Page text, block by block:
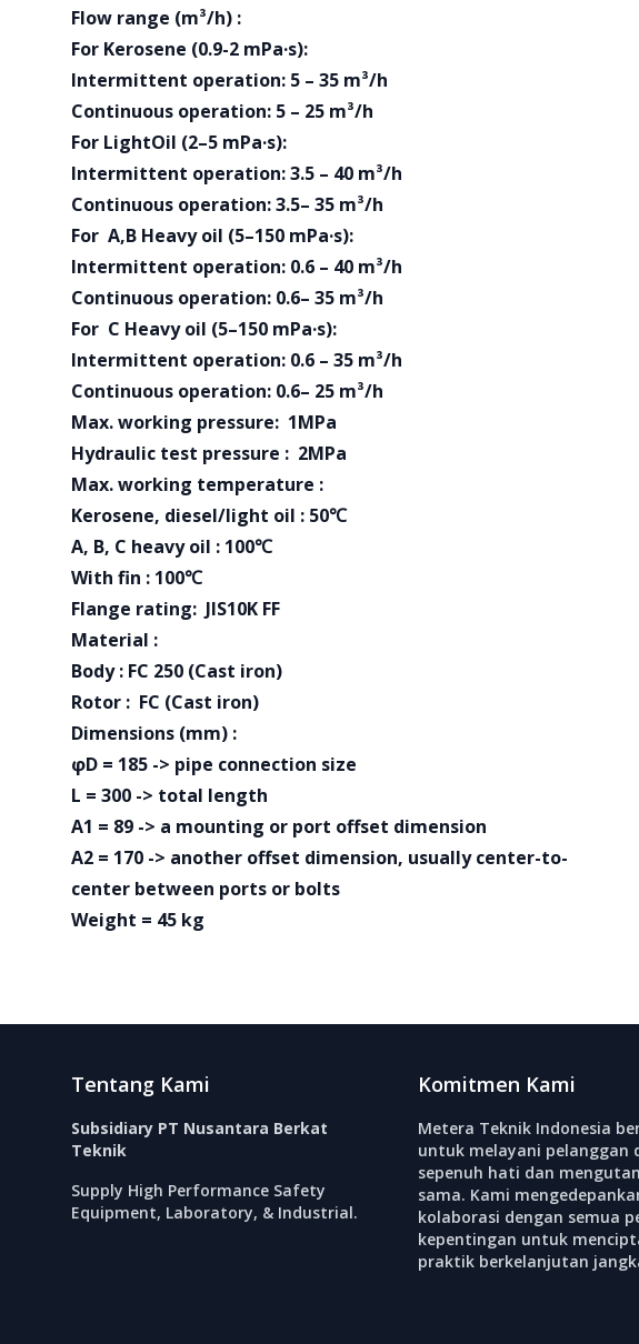
Flow range (m³/h) :
For Kerosene (0.9-2 mPa·s):
Intermittent operation: 5 – 35 m³/h
Continuous operation: 5 – 25 m³/h
For LightOil (2–5 mPa·s):
Intermittent operation: 3.5 – 40 m³/h
Continuous operation: 3.5– 35 m³/h
For A,B Heavy oil (5–150 mPa·s):
Intermittent operation: 0.6 – 40 m³/h
Continuous operation: 0.6– 35 m³/h
For C Heavy oil (5–150 mPa·s):
Intermittent operation: 0.6 – 35 m³/h
Continuous operation: 0.6– 25 m³/h
Max. working pressure: 1MPa
Hydraulic test pressure : 2MPa
Max. working temperature :
Kerosene, diesel/light oil : 50℃
A, B, C heavy oil : 100℃
With fin : 100℃
Flange rating: JIS10K FF
Material :
Body : FC 250 (Cast iron)
Rotor : FC (Cast iron)
Dimensions (mm) :
φD = 185 -> pipe connection size
L = 300 -> total length
A1 = 89 -> a mounting or port offset dimension
A2 = 170 -> another offset dimension, usually center-to-
center between ports or bolts
Weight = 45 kg
Tentang Kami
Subsidiary PT Nusantara Berkat
Teknik
Supply High Performance Safety
Equipment, Laboratory, & Industrial.
Komitmen Kami
Metera Teknik Indonesia
untuk melayani pelanggan
sepenuh hati dan
sama. Kami
kolaborasi dengan semua
kepentingan untuk
praktik berkelanjutan